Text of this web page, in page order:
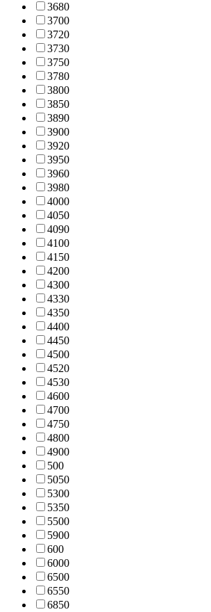
3680
3700
3720
3730
3750
3780
3800
3850
3890
3900
3920
3950
3960
3980
4000
4050
4090
4100
4150
4200
4300
4330
4350
4400
4450
4500
4520
4530
4600
4700
4750
4800
4900
500
5050
5300
5350
5500
5900
600
6000
6500
6550
6850